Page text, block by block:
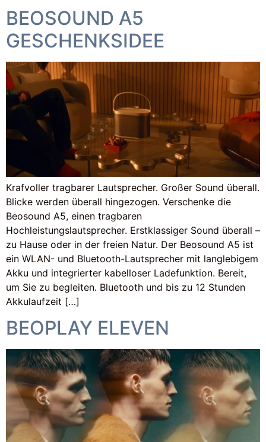
BEOSOUND A5
GESCHENKSIDEE
Krafvoller tragbarer Lautsprecher. Großer Sound überall.
Blicke werden überall hingezogen. Verschenke die
Beosound A5, einen tragbaren
Hochleistungslautsprecher. Erstklassiger Sound überall –
zu Hause oder in der freien Natur. Der Beosound A5 ist
ein WLAN- und Bluetooth-Lautsprecher mit langlebigem
Akku und integrierter kabelloser Ladefunktion. Bereit,
um Sie zu begleiten. Bluetooth und bis zu 12 Stunden
Akkulaufzeit […]
BEOPLAY ELEVEN